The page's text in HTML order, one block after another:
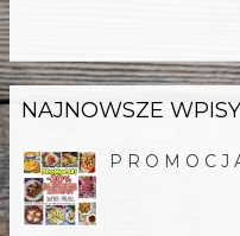
NAJNOWSZE WPISY
P R O M O C J